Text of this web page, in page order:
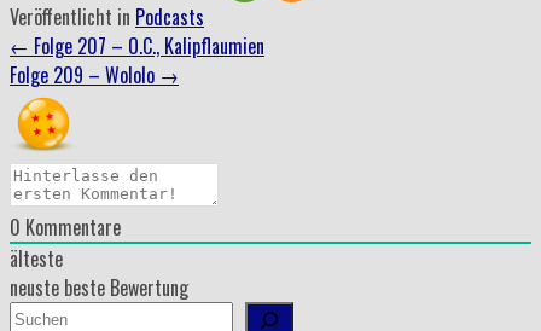
Veröffentlicht in Podcasts
Beitrag
Navigation
← Folge 207 – O.C., Kalipflaumien
Folge 209 – Wololo →
0 Kommentare
älteste
neuste beste Bewertung
Suchen